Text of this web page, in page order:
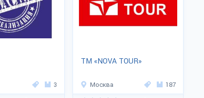
3
ТМ «NOVA TOUR»
Москва 187